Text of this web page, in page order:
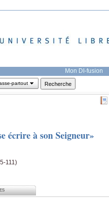
Mon DI-fusion
partout
écrire à son Seigneur»
111)